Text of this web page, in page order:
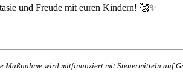
und Freude mit euren Kindern! 🥰✨
wird mitfinanziert mit Steuermitteln auf